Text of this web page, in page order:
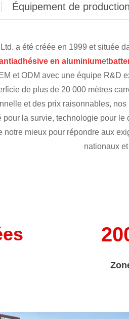
Équipement de production
a été créée en 1999 et située
en aluminiumet
et ODM avec une équipe R&D
de plus de 20 000 mètres
et des prix raisonnables,
la survie, technologie pour
notre mieux pour répondre aux
nationaux